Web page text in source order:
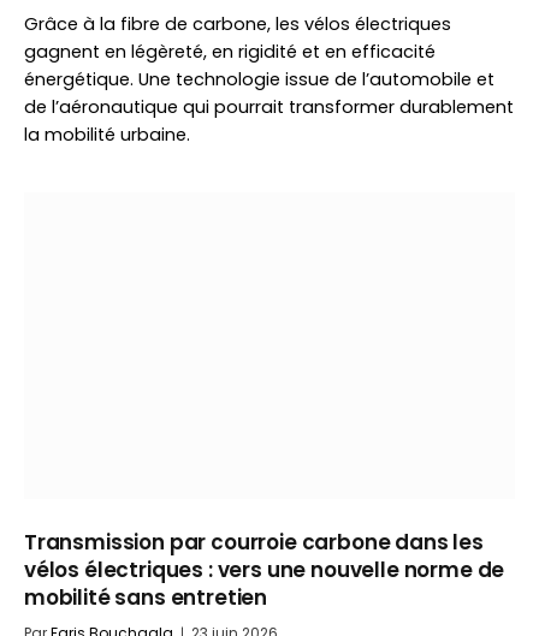
Grâce à la fibre de carbone, les vélos électriques
gagnent en légèreté, en rigidité et en efficacité
énergétique. Une technologie issue de l’automobile et
de l’aéronautique qui pourrait transformer durablement
la mobilité urbaine.
Transmission par courroie carbone dans les
vélos électriques : vers une nouvelle norme de
mobilité sans entretien